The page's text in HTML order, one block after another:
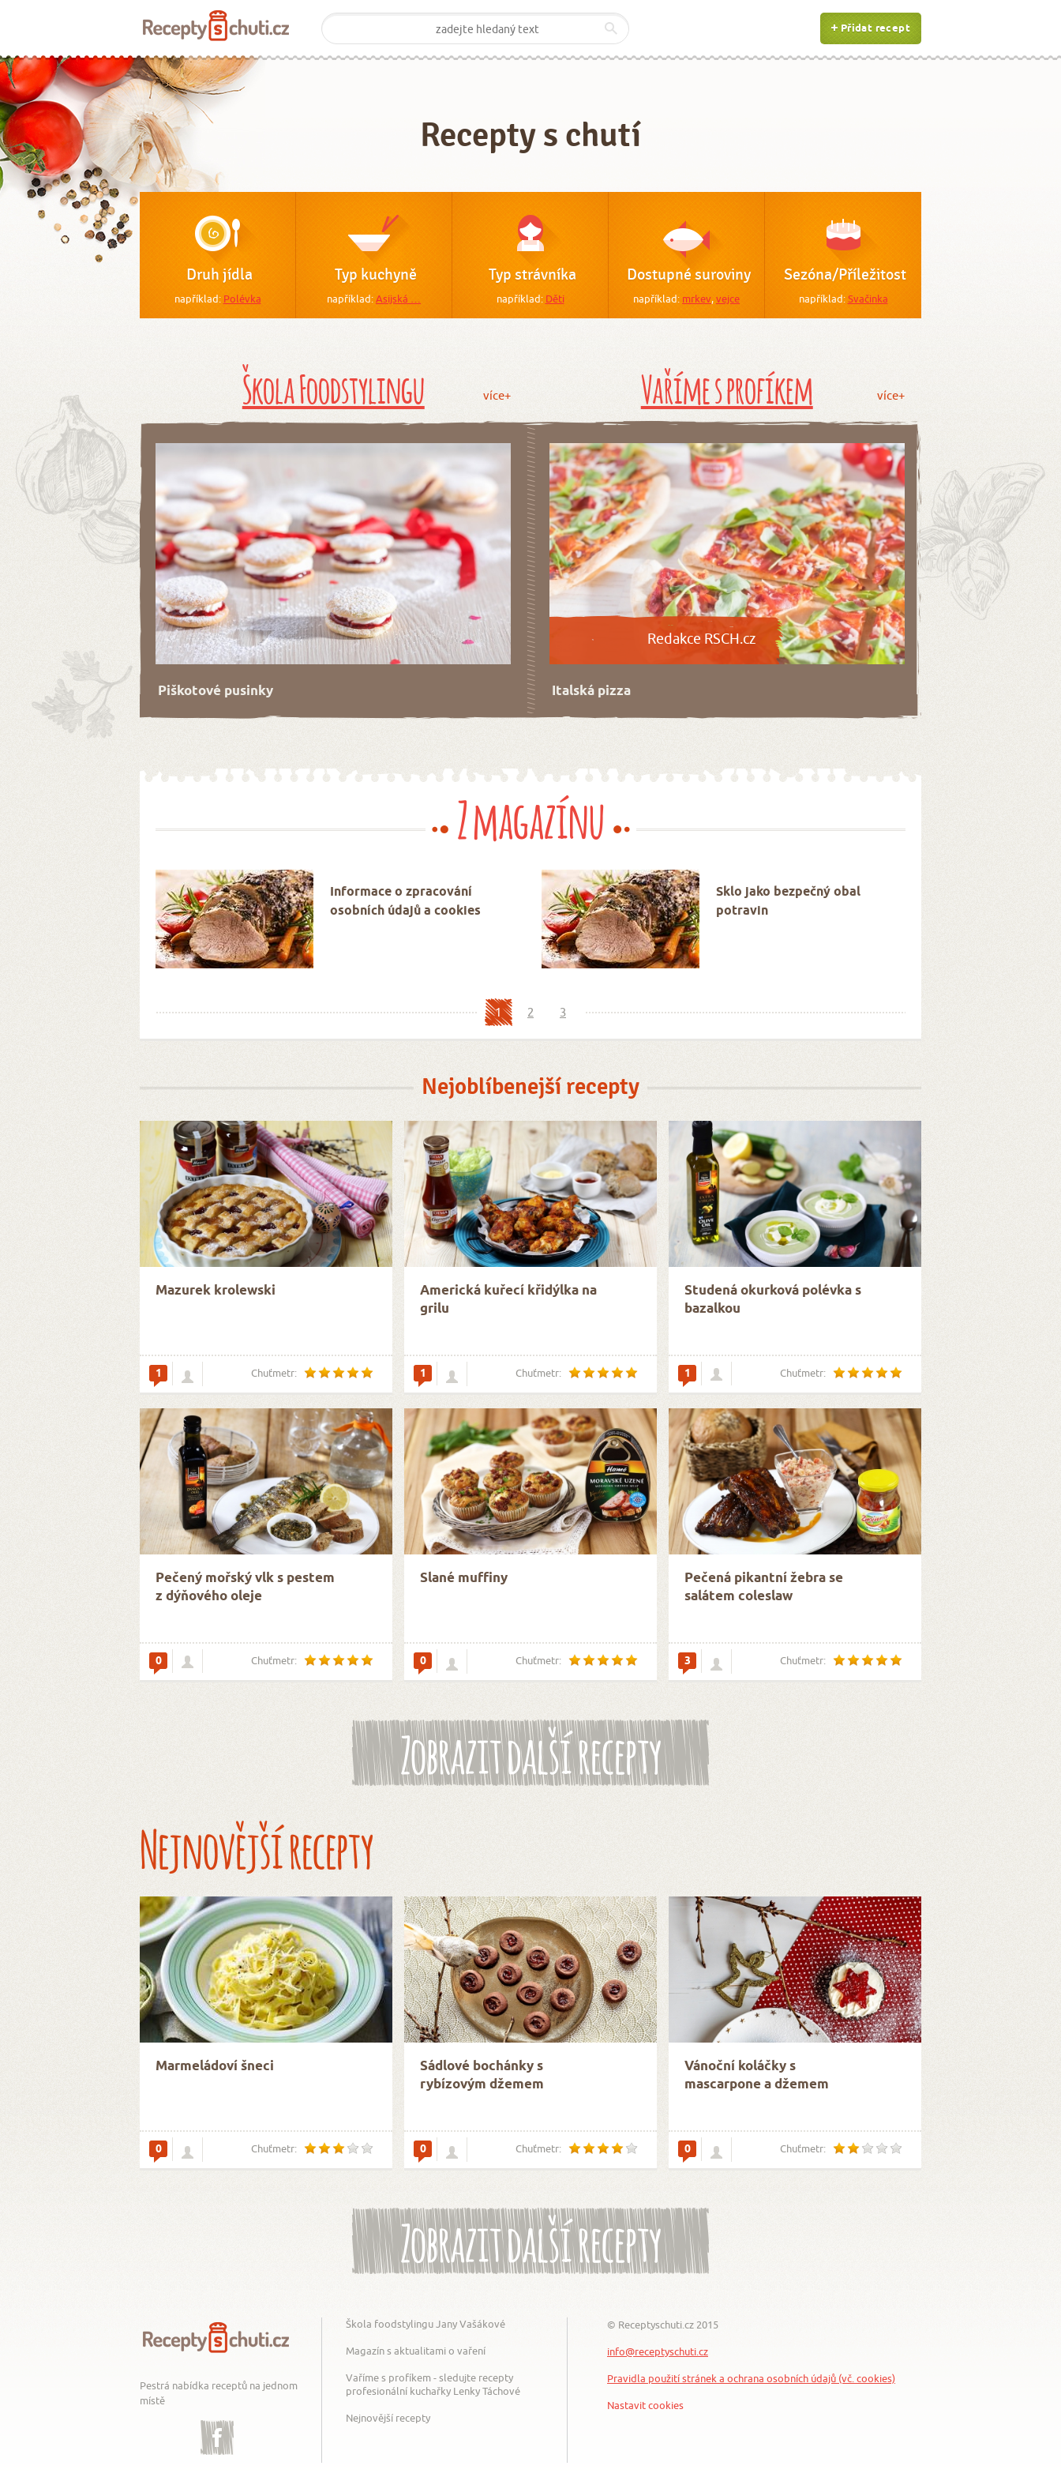
Přidat recept
Recepty s chutí
Druh jídla
například: Polévka
Typ kuchyně
například:Asijská …
Typ strávníka
například: Děti
Dostupné suroviny
například: mrkev,vejce
Sezóna/Příležitost
například:Svačinka
Škola Foodstylingu více+
Piškotové pusinky
Vaříme s profíkem více+
Redakce RSCH.cz
Italská pizza
Z magazínu
Informace o zpracování
osobních údajů a cookies
Sklo jako bezpečný obal
potravin
1 2 3
Nejoblíbenejší recepty
Mazurek krolewski
1 Chuťmetr:
Americká kuřecí křidýlka na
grilu
1 Chuťmetr:
Studená okurková polévka s
bazalkou
1 Chuťmetr:
Pečený mořský vlk s pestem
z dýňového oleje
0 Chuťmetr:
Slané muffiny
0 Chuťmetr:
Pečená pikantní žebra se
salátem coleslaw
3 Chuťmetr:
Zobrazit další recepty
Nejnovější recepty
Marmeládoví šneci
0 Chuťmetr:
Sádlové bochánky s
rybízovým džemem
0 Chuťmetr:
Vánoční koláčky s
mascarpone a džemem
0 Chuťmetr:
Zobrazit další recepty
Pestrá nabídka receptů na jednom
místě
Facebook
Škola foodstylingu Jany Vašákové
Magazín s aktualitami o vaření
Vaříme s profíkem - sledujte recepty
profesionální kuchařky Lenky Táchové
Nejnovější recepty
© Receptyschuti.cz 2015
info@receptyschuti.cz
Pravidla použití stránek a ochrana osobních údajů (vč. cookies)
Nastavit cookies